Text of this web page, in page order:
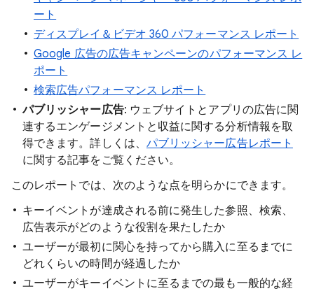
ート
ディスプレイ＆ビデオ 360 パフォーマンス レポート
Google 広告の広告キャンペーンのパフォーマンス レ
ポート
検索広告パフォーマンス レポート
パブリッシャー広告: ウェブサイトとアプリの広告に関
連するエンゲージメントと収益に関する分析情報を取
得できます。詳しくは、 パブリッシャー広告レポート
に関する記事をご覧ください。
このレポートでは、次のような点を明らかにできます。
キーイベントが達成される前に発生した参照、検索、
広告表示がどのような役割を果たしたか
ユーザーが最初に関心を持ってから購入に至るまでに
どれくらいの時間が経過したか
ユーザーがキーイベントに至るまでの最も一般的な経